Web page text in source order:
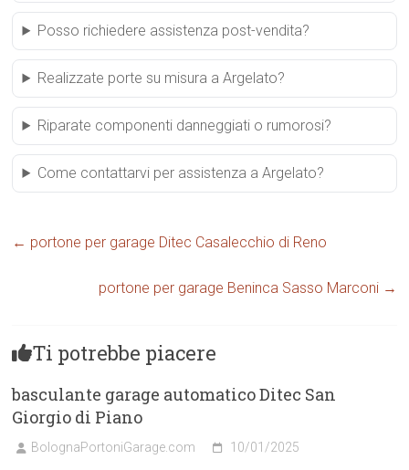
Posso richiedere assistenza post-vendita?
Realizzate porte su misura a Argelato?
Riparate componenti danneggiati o rumorosi?
Come contattarvi per assistenza a Argelato?
← portone per garage Ditec Casalecchio di Reno
portone per garage Beninca Sasso Marconi →
Ti potrebbe piacere
basculante garage automatico Ditec San
Giorgio di Piano
BolognaPortoniGarage.com 10/01/2025